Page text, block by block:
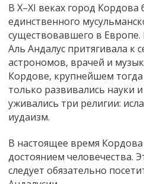
В X–XI веках город Кордова
единственного
существовавшего в
Аль Андалус притягивала к
астрономов, врачей и
Кордове, крупнейшем
только развивались науки
уживались три религии:
иудаизм.
В настоящее время
достоянием человечества.
следует обязательно